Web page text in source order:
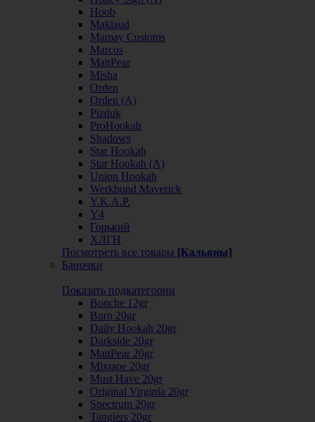
Hoob
Maklaud
Mamay Customs
Marcos
MattPear
Misha
Orden
Orden (А)
Pizduk
ProHookah
Shadows
Star Hookah
Star Hookah (А)
Union Hookah
Werkbund Maverick
Y.K.A.P.
Y4
Горький
ХЛГН
Посмотреть все товары [Кальяны]
Баночки
Показать подкатегории
Bonche 12gr
Burn 20gr
Daily Hookah 20gr
Darkside 20gr
MattPear 20gr
Mixtape 20gr
Must Have 20gr
Original Virginia 20gr
Spectrum 20gr
Tangiers 20gr